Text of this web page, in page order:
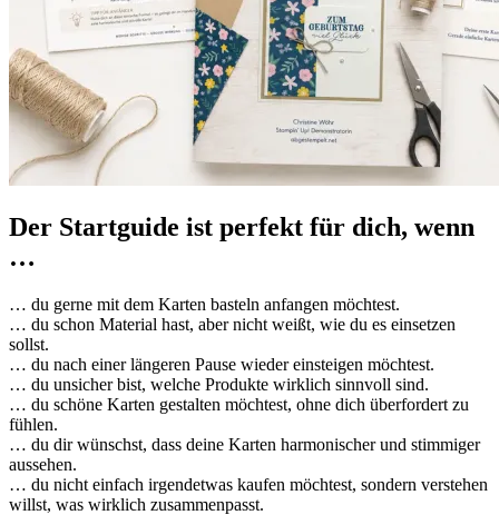
Der Startguide ist perfekt für dich, wenn
…
… du gerne mit dem Karten basteln anfangen möchtest.
… du schon Material hast, aber nicht weißt, wie du es einsetzen
sollst.
… du nach einer längeren Pause wieder einsteigen möchtest.
… du unsicher bist, welche Produkte wirklich sinnvoll sind.
… du schöne Karten gestalten möchtest, ohne dich überfordert zu
fühlen.
… du dir wünschst, dass deine Karten harmonischer und stimmiger
aussehen.
… du nicht einfach irgendetwas kaufen möchtest, sondern verstehen
willst, was wirklich zusammenpasst.